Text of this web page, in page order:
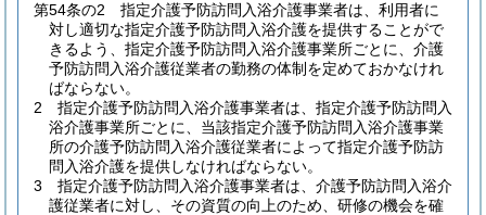
第54条の2
指定介護予防訪問入浴介護事業者は、利用者に
対し適切な指定介護予防訪問入浴介護を提供することがで
きるよう、指定介護予防訪問入浴介護事業所ごとに、介護
予防訪問入浴介護従業者の勤務の体制を定めておかなけれ
ばならない。
2
指定介護予防訪問入浴介護事業者は、指定介護予防訪問入
浴介護事業所ごとに、当該指定介護予防訪問入浴介護事業
所の介護予防訪問入浴介護従業者によって指定介護予防訪
問入浴介護を提供しなければならない。
3
指定介護予防訪問入浴介護事業者は、介護予防訪問入浴介
護従業者に対し、その資質の向上のため、研修の機会を確